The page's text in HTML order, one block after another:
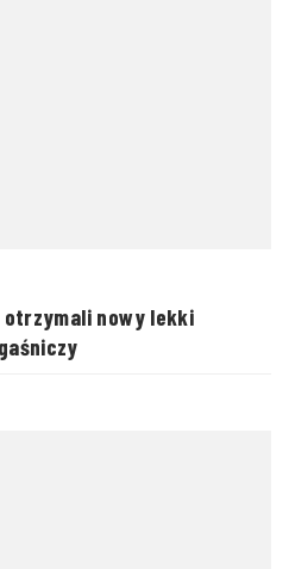
otrzymali nowy lekki